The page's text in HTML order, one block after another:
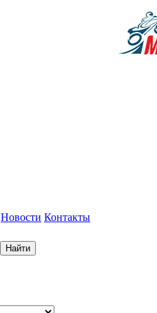
Новости Контакты